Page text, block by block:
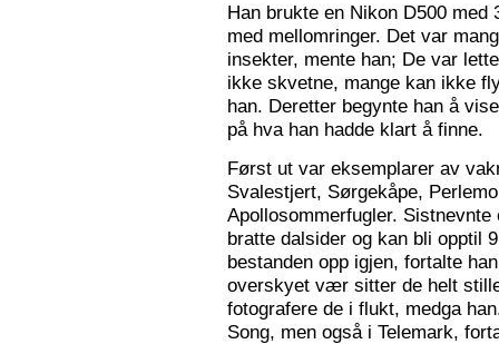
Han brukte en Nikon D500
med mellomringer. Det var
insekter, mente han; De var
ikke skvetne, mange kan ikke
han. Deretter begynte han å
på hva han hadde klart å finne.
Først ut var eksemplarer av
Svalestjert, Sørgekåpe,
Apollosommerfugler.
bratte dalsider og kan bli opptil
bestanden opp igjen, fortalte
overskyet vær sitter de helt
fotografere de i flukt, medga
Song, men også i Telemark,